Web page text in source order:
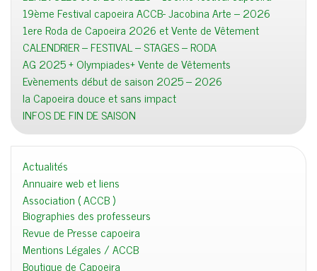
19ème Festival capoeira ACCB- Jacobina Arte – 2026
1ere Roda de Capoeira 2026 et Vente de Vêtement
CALENDRIER – FESTIVAL – STAGES – RODA
AG 2025 + Olympiades+ Vente de Vêtements
Evènements début de saison 2025 – 2026
la Capoeira douce et sans impact
INFOS DE FIN DE SAISON
Actualités
Annuaire web et liens
Association ( ACCB )
Biographies des professeurs
Revue de Presse capoeira
Mentions Légales / ACCB
Boutique de Capoeira